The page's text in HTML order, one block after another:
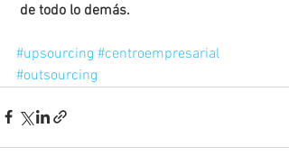
de todo lo demás.
#upsourcing #centroempresarial
#outsourcing